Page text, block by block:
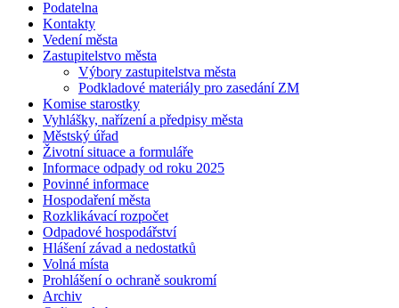
Podatelna
Kontakty
Vedení města
Zastupitelstvo města
Výbory zastupitelstva města
Podkladové materiály pro zasedání ZM
Komise starostky
Vyhlášky, nařízení a předpisy města
Městský úřad
Životní situace a formuláře
Informace odpady od roku 2025
Povinné informace
Hospodaření města
Rozklikávací rozpočet
Odpadové hospodářství
Hlášení závad a nedostatků
Volná místa
Prohlášení o ochraně soukromí
Archiv